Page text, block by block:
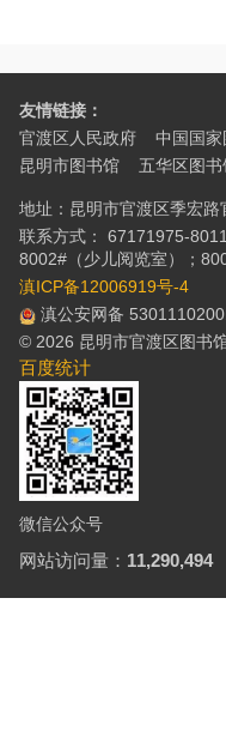
友情链接：
官渡区人民政府
中国国
昆明市图书馆
五华区图书
地址：昆明市官渡区季宏路
联系方式： 67171975-
8002#（少儿阅览室）；
滇ICP备12006919号-4
滇公安网备
© 2026 昆明市官渡区图书
百度统计
微信公众号
网站访问量： 11,290,494